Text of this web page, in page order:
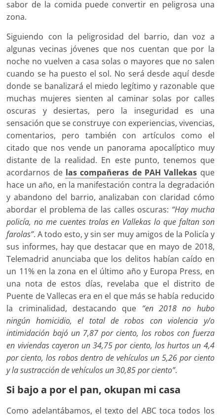
sabor de la comida puede convertir en peligrosa una
zona.
Siguiendo con la peligrosidad del barrio, dan voz a
algunas vecinas jóvenes que nos cuentan que por la
noche no vuelven a casa solas o mayores que no salen
cuando se ha puesto el sol. No será desde aquí desde
donde se banalizará el miedo legítimo y razonable que
muchas mujeres sienten al caminar solas por calles
oscuras y desiertas, pero la inseguridad es una
sensación que se construye con experiencias, vivencias,
comentarios, pero también con artículos como el
citado que nos vende un panorama apocalíptico muy
distante de la realidad. En este punto, tenemos que
acordarnos de las compañeras de PAH Vallekas que
hace un año, en la manifestación contra la degradación
y abandono del barrio, analizaban con claridad cómo
abordar el problema de las calles oscuras: “Hay mucha
policía, no me cuentes trolas en Vallekas lo que faltan son
farolas”. A todo esto, y sin ser muy amigos de la Policía y
sus informes, hay que destacar que en mayo de 2018,
Telemadrid anunciaba que los delitos habían caído en
un 11% en la zona en el último año y Europa Press, en
una nota de estos días, revelaba que el distrito de
Puente de Vallecas era en el que más se había reducido
la criminalidad, destacando que “en 2018 no hubo
ningún homicidio, el total de robos con violencia y/o
intimidación bajó un 7,87 por ciento, los robos con fuerza
en viviendas cayeron un 34,75 por ciento, los hurtos un 4,4
por ciento, los robos dentro de vehículos un 5,26 por ciento
y la sustracción de vehículos un 30,85 por ciento”.
Si bajo a por el pan, okupan mi casa
Como adelantábamos, el texto del ABC toca todos los